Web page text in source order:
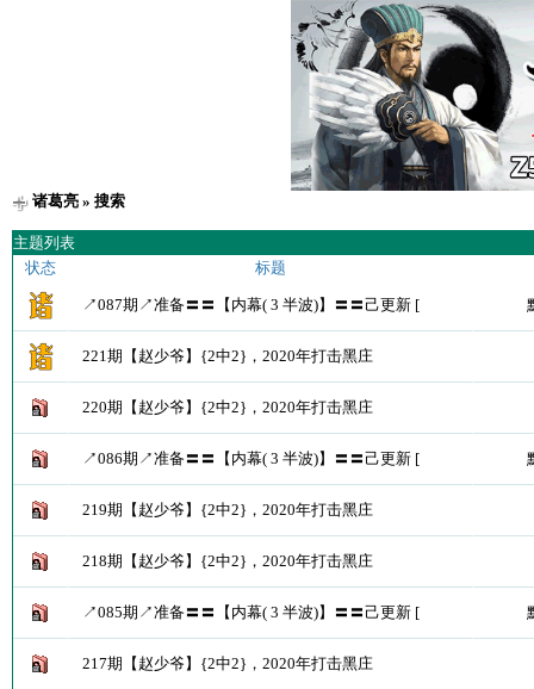
诸葛亮» 搜索
主题列表
状态
标题
↗087期↗准备〓〓【内幕( 3 半波)】〓〓己更新 [
221期【赵少爷】{2中2}，2020年打击黑庄
220期【赵少爷】{2中2}，2020年打击黑庄
↗086期↗准备〓〓【内幕( 3 半波)】〓〓己更新 [
219期【赵少爷】{2中2}，2020年打击黑庄
218期【赵少爷】{2中2}，2020年打击黑庄
↗085期↗准备〓〓【内幕( 3 半波)】〓〓己更新 [
217期【赵少爷】{2中2}，2020年打击黑庄